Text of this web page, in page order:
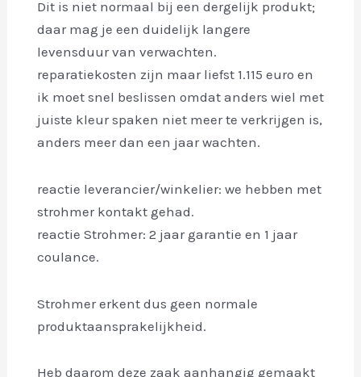
Dit is niet normaal bij een dergelijk produkt;
daar mag je een duidelijk langere
levensduur van verwachten.
reparatiekosten zijn maar liefst 1.115 euro en
ik moet snel beslissen omdat anders wiel met
juiste kleur spaken niet meer te verkrijgen is,
anders meer dan een jaar wachten.
reactie leverancier/winkelier: we hebben met
strohmer kontakt gehad.
reactie Strohmer: 2 jaar garantie en 1 jaar
coulance.
Strohmer erkent dus geen normale
produktaansprakelijkheid.
Heb daarom deze zaak aanhangig gemaakt